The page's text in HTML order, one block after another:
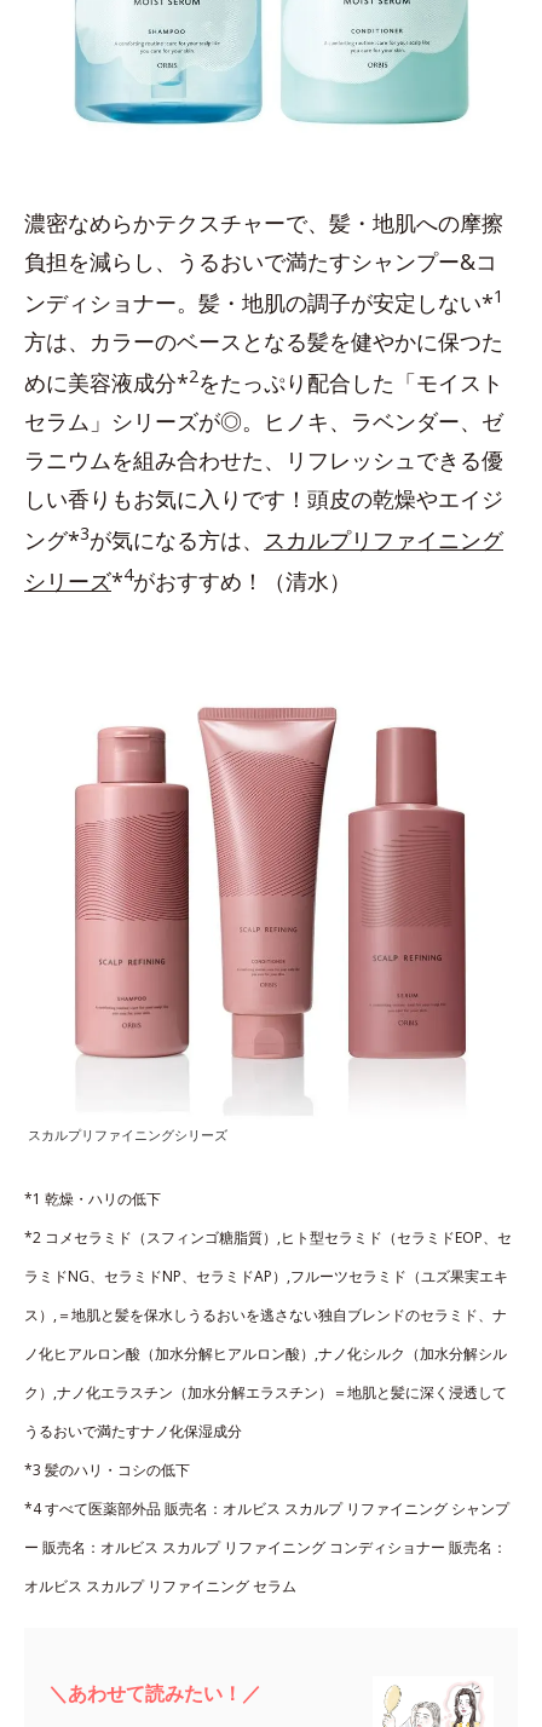
濃密なめらかテクスチャーで、髪・地肌への摩擦
負担を減らし、うるおいで満たすシャンプー&コ
ンディショナー。髪・地肌の調子が安定しない*1
方は、カラーのベースとなる髪を健やかに保つた
めに美容液成分*2をたっぷり配合した「モイスト
セラム」シリーズが◎。ヒノキ、ラベンダー、ゼ
ラニウムを組み合わせた、リフレッシュできる優
しい香りもお気に入りです！頭皮の乾燥やエイジ
ング*3が気になる方は、 スカルプリファイニング
シリーズ*4がおすすめ！（清水）
スカルプリファイニングシリーズ
*1 乾燥・ハリの低下
*2 コメセラミド（スフィンゴ糖脂質）,ヒト型セラミド（セラミドEOP、セ
ラミドNG、セラミドNP、セラミドAP）,フルーツセラミド（ユズ果実エキ
ス）,＝地肌と髪を保水しうるおいを逃さない独自ブレンドのセラミド、ナ
ノ化ヒアルロン酸（加水分解ヒアルロン酸）,ナノ化シルク（加水分解シル
ク）,ナノ化エラスチン（加水分解エラスチン）＝地肌と髪に深く浸透して
うるおいで満たすナノ化保湿成分
*3 髪のハリ・コシの低下
*4 すべて医薬部外品 販売名：オルビス スカルプ リファイニング シャンプ
ー 販売名：オルビス スカルプ リファイニング コンディショナー 販売名：
オルビス スカルプ リファイニング セラム
＼あわせて読みたい！／